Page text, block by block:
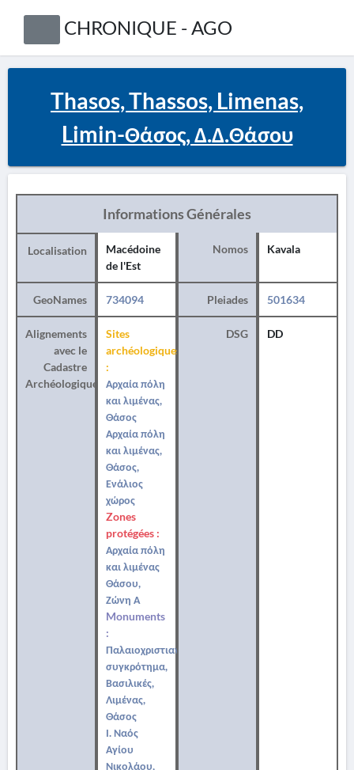
CHRONIQUE - AGO
Thasos, Thassos, Limenas,
Limin-Θάσος, Δ.Δ.Θάσου
Informations Générales
Localisation
Macédoine
de l'Est
Nomos Kavala
GeoNames 734094 Pleiades 501634
Alignements
avec le
Cadastre
Archéologique
Sites
archéologiques
:
Αρχαία πόλη
και λιμένας,
Θάσος
Αρχαία πόλη
και λιμένας,
Θάσος,
Ενάλιος
χώρος
Zones
protégées :
Αρχαία πόλη
και λιμένας
Θάσου,
Ζώνη Α
Monuments
:
Παλαιοχριστιανικό
συγκρότημα,
Βασιλικές,
Λιμένας,
Θάσος
Ι. Ναός
Αγίου
Νικολάου,
DSG DD